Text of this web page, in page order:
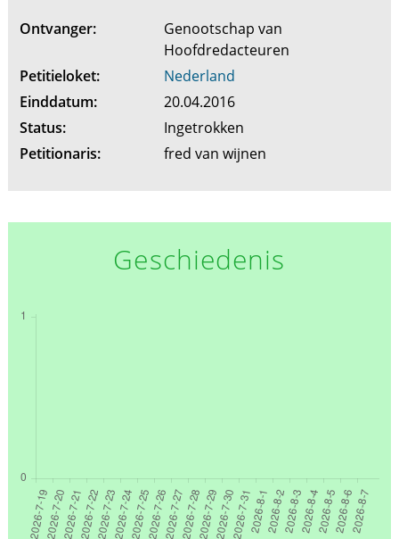
Ontvanger:
Genootschap van
Hoofdredacteuren
Petitieloket:
Nederland
Einddatum:
20.04.2016
Status:
Ingetrokken
Petitionaris:
fred van wijnen
Geschiedenis